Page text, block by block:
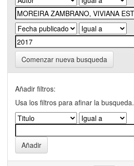
Comenzar nueva busqueda
Añadir filtros:
Usa los filtros para afinar la busqueda.